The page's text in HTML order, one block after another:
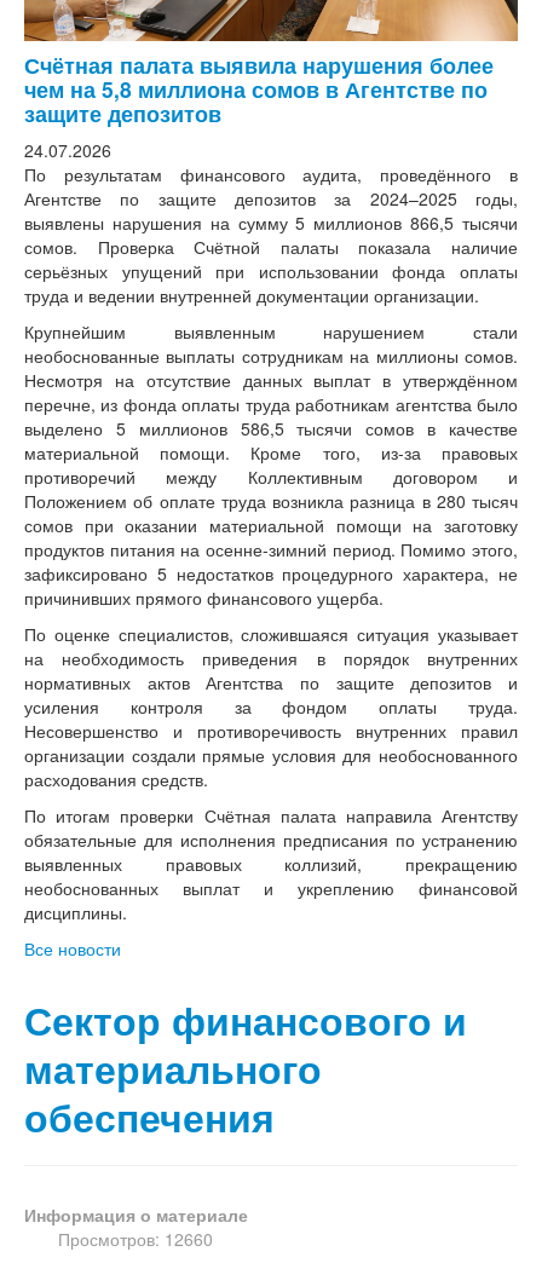
Счётная палата выявила нарушения более
чем на 5,8 миллиона сомов в Агентстве по
защите депозитов
24.07.2026
​По результатам финансового аудита, проведённого в
Агентстве по защите депозитов за 2024–2025 годы,
выявлены нарушения на сумму 5 миллионов 866,5 тысячи
сомов. Проверка Счётной палаты показала наличие
серьёзных упущений при использовании фонда оплаты
труда и ведении внутренней документации организации.
​Крупнейшим выявленным нарушением стали
необоснованные выплаты сотрудникам на миллионы сомов.
Несмотря на отсутствие данных выплат в утверждённом
перечне, из фонда оплаты труда работникам агентства было
выделено 5 миллионов 586,5 тысячи сомов в качестве
материальной помощи. Кроме того, из-за правовых
противоречий между Коллективным договором и
Положением об оплате труда возникла разница в 280 тысяч
сомов при оказании материальной помощи на заготовку
продуктов питания на осенне-зимний период. Помимо этого,
зафиксировано 5 недостатков процедурного характера, не
причинивших прямого финансового ущерба.
​По оценке специалистов, сложившаяся ситуация указывает
на необходимость приведения в порядок внутренних
нормативных актов Агентства по защите депозитов и
усиления контроля за фондом оплаты труда.
Несовершенство и противоречивость внутренних правил
организации создали прямые условия для необоснованного
расходования средств.
​По итогам проверки Счётная палата направила Агентству
обязательные для исполнения предписания по устранению
выявленных правовых коллизий, прекращению
необоснованных выплат и укреплению финансовой
дисциплины.
Все новости
Сектор финансового и
материального
обеспечения
Информация о материале
Просмотров: 12660